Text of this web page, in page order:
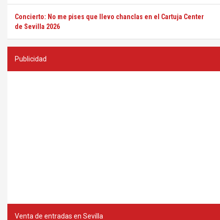
Concierto: No me pises que llevo chanclas en el Cartuja Center
de Sevilla 2026
Publicidad
Venta de entradas en Sevilla